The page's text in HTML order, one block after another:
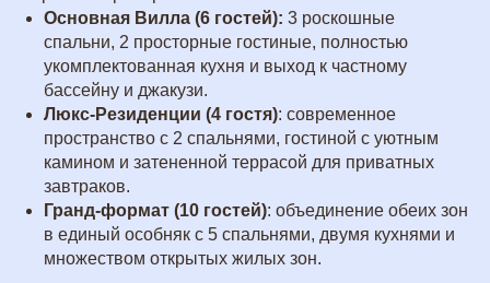
Основная Вилла (6 гостей): 3 роскошные
спальни, 2 просторные гостиные, полностью
укомплектованная кухня и выход к частному
бассейну и джакузи.
Люкс-Резиденции (4 гостя): современное
пространство с 2 спальнями, гостиной с уютным
камином и затененной террасой для приватных
завтраков.
Гранд-формат (10 гостей): объединение обеих зон
в единый особняк с 5 спальнями, двумя кухнями и
множеством открытых жилых зон.